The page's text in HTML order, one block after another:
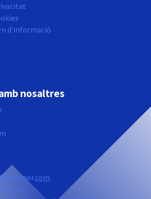
d'informació
nosaltres
com
22 23